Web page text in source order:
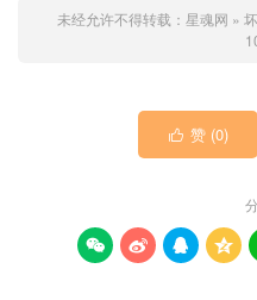
未经允许不得转载： 星魂网 »
 赞 (0)
   